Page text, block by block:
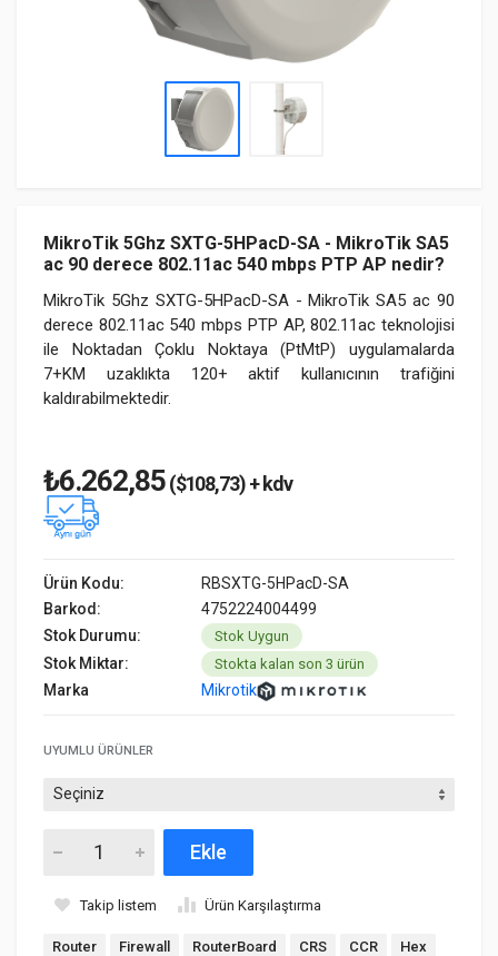
MikroTik 5Ghz SXTG-5HPacD-SA - MikroTik SA5
ac 90 derece 802.11ac 540 mbps PTP AP nedir?
MikroTik 5Ghz SXTG-5HPacD-SA - MikroTik SA5 ac 90
derece 802.11ac 540 mbps PTP AP, 802.11ac teknolojisi
ile Noktadan Çoklu Noktaya (PtMtP) uygulamalarda
7+KM uzaklıkta 120+ aktif kullanıcının trafiğini
kaldırabilmektedir.
₺6.262,85($108,73) + kdv
Ürün Kodu:
RBSXTG-5HPacD-SA
Barkod:
4752224004499
Stok Durumu:
Stok Uygun
Stok Miktar: Stokta kalan son 3 ürün
Marka Mikrotik
UYUMLU ÜRÜNLER
Ekle
Takip listem Ürün Karşılaştırma
Router Firewall RouterBoard CRS CCR
Hex